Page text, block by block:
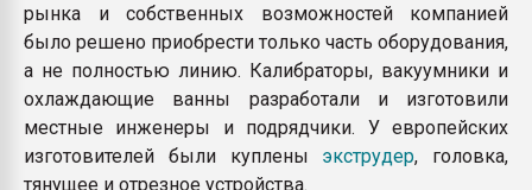
рынка и собственных возможностей компанией
было решено приобрести только часть оборудования,
а не полностью линию. Калибраторы, вакуумники и
охлаждающие ванны разработали и изготовили
местные инженеры и подрядчики. У европейских
изготовителей были куплены экструдер, головка,
тянущее и отрезное устройства.